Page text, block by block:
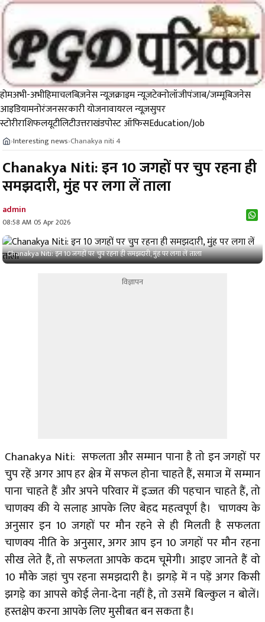
होमअभी-अभीहिमाचलबिज़नेस न्यूज़क्राइम न्यूजटेक्नोलॉजीपंजाब/जम्मूबिजनेस
आइडियामनोरंजनसरकारी योजनावायरल न्यूज़सुपर
स्टोरीराशिफलयूटीलिटीउत्तराखंडपोस्ट ऑफिसEducation/Job
›Interesting news›Chanakya niti 4
Chanakya Niti: इन 10 जगहों पर चुप रहना ही
समझदारी, मुंह पर लगा लें ताला
admin
08:58 AM 05 Apr 2026
Chanakya Niti: इन 10 जगहों पर चुप रहना ही समझदारी, मुंह पर लगा लें ताला
विज्ञापन
Chanakya Niti: सफलता और सम्मान पाना है तो इन जगहों पर
चुप रहें अगर आप हर क्षेत्र में सफल होना चाहते हैं, समाज में सम्मान
पाना चाहते हैं और अपने परिवार में इज्जत की पहचान चाहते हैं, तो
चाणक्य की ये सलाह आपके लिए बेहद महत्वपूर्ण है। चाणक्य के
अनुसार इन 10 जगहों पर मौन रहने से ही मिलती है सफलता
चाणक्य नीति के अनुसार, अगर आप इन 10 जगहों पर मौन रहना
सीख लेते हैं, तो सफलता आपके कदम चूमेगी। आइए जानते हैं वो
10 मौके जहां चुप रहना समझदारी है। झगड़े में न पड़ें अगर किसी
झगड़े का आपसे कोई लेना-देना नहीं है, तो उसमें बिल्कुल न बोलें।
हस्तक्षेप करना आपके लिए मुसीबत बन सकता है।